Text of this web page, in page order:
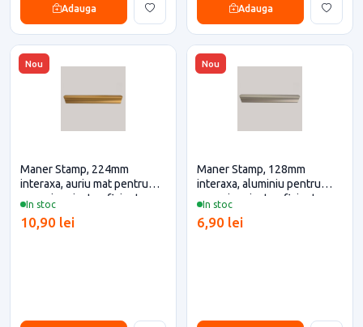
Adauga Adauga
Nou
In stoc
Maner Stamp, 224mm
interaxa, auriu mat pentru
casa si proiecte eficiente
10,90 lei
Nou
In stoc
Maner Stamp, 128mm
interaxa, aluminiu pentru
casa si proiecte eficiente
6,90 lei